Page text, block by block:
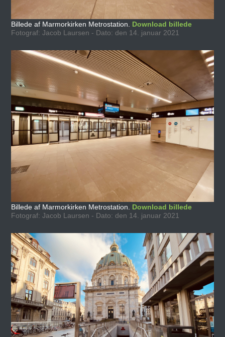
Billede af Marmorkirken Metrostation. Download billede
Fotograf: Jacob Laursen - Dato: den 14. januar 2021
Billede af Marmorkirken Metrostation. Download billede
Fotograf: Jacob Laursen - Dato: den 14. januar 2021